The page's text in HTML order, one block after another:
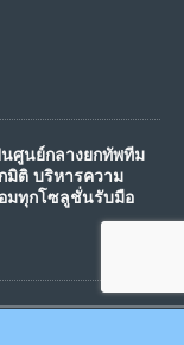
นศูนย์กลางยกทัพทีม
มิติ บริหารความ
มทุกโซลูชั่นรับมือ